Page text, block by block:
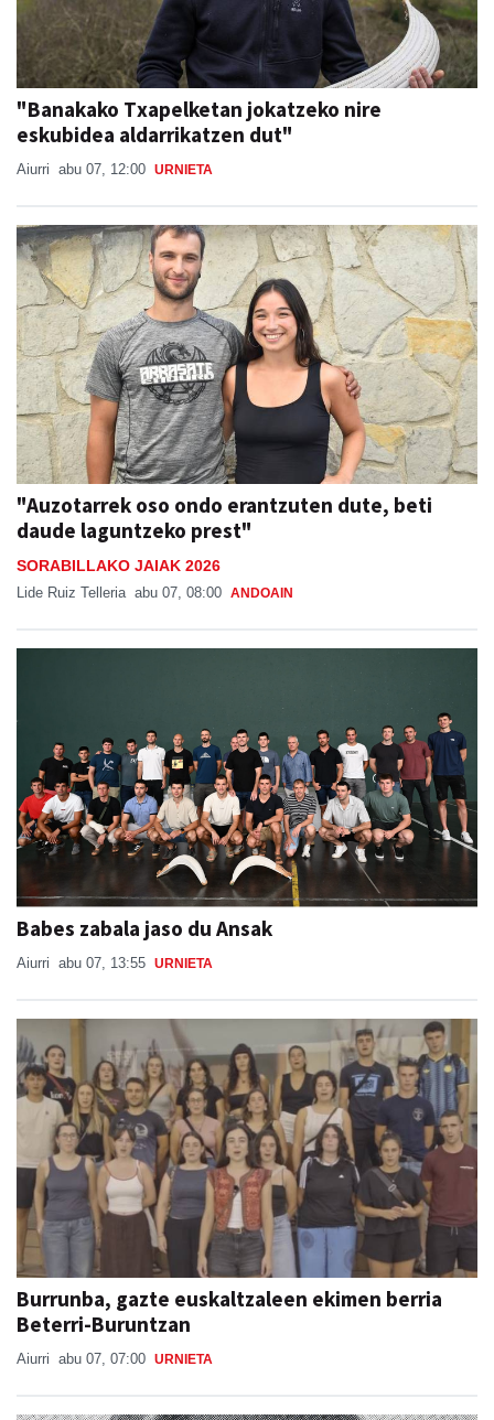
"Banakako Txapelketan jokatzeko nire
eskubidea aldarrikatzen dut"
Aiurri abu 07, 12:00 URNIETA
"Auzotarrek oso ondo erantzuten dute, beti
daude laguntzeko prest"
SORABILLAKO JAIAK 2026
Lide Ruiz Telleria abu 07, 08:00 ANDOAIN
Babes zabala jaso du Ansak
Aiurri abu 07, 13:55 URNIETA
Burrunba, gazte euskaltzaleen ekimen berria
Beterri-Buruntzan
Aiurri abu 07, 07:00 URNIETA